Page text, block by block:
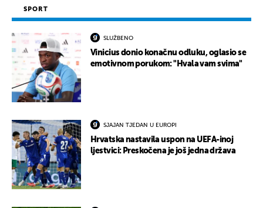
SPORT
SLUŽBENO
Vinicius donio konačnu odluku, oglasio se
emotivnom porukom: "Hvala vam svima"
SJAJAN TJEDAN U EUROPI
Hrvatska nastavila uspon na UEFA-inoj
ljestvici: Preskočena je još jedna država